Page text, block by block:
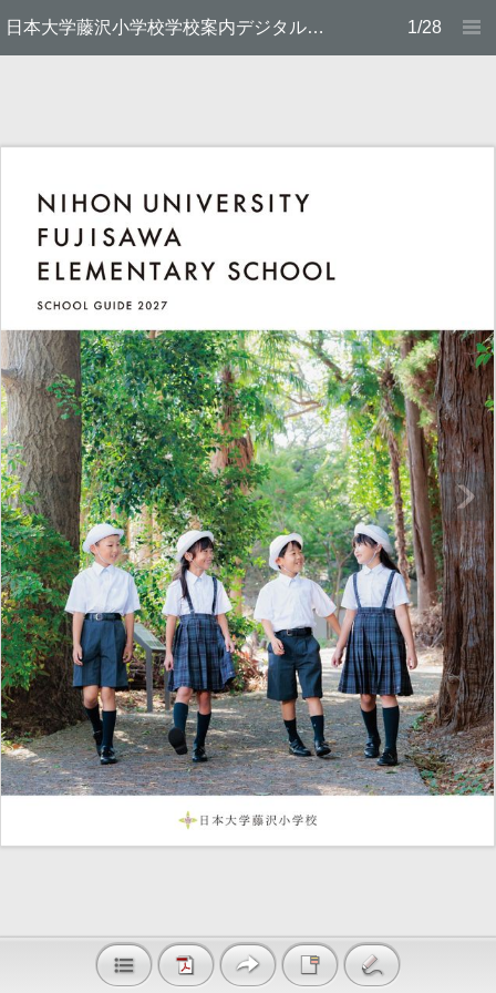
日本大学藤沢小学校学校案内デジタルパンフレット 1/28